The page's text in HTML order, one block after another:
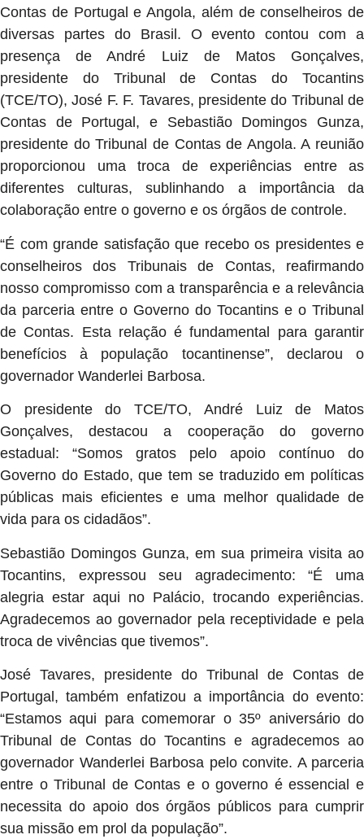
Contas de Portugal e Angola, além de conselheiros de
diversas partes do Brasil. O evento contou com a
presença de André Luiz de Matos Gonçalves,
presidente do Tribunal de Contas do Tocantins
(TCE/TO), José F. F. Tavares, presidente do Tribunal de
Contas de Portugal, e Sebastião Domingos Gunza,
presidente do Tribunal de Contas de Angola. A reunião
proporcionou uma troca de experiências entre as
diferentes culturas, sublinhando a importância da
colaboração entre o governo e os órgãos de controle.
“É com grande satisfação que recebo os presidentes e
conselheiros dos Tribunais de Contas, reafirmando
nosso compromisso com a transparência e a relevância
da parceria entre o Governo do Tocantins e o Tribunal
de Contas. Esta relação é fundamental para garantir
benefícios à população tocantinense”, declarou o
governador Wanderlei Barbosa.
O presidente do TCE/TO, André Luiz de Matos
Gonçalves, destacou a cooperação do governo
estadual: “Somos gratos pelo apoio contínuo do
Governo do Estado, que tem se traduzido em políticas
públicas mais eficientes e uma melhor qualidade de
vida para os cidadãos”.
Sebastião Domingos Gunza, em sua primeira visita ao
Tocantins, expressou seu agradecimento: “É uma
alegria estar aqui no Palácio, trocando experiências.
Agradecemos ao governador pela receptividade e pela
troca de vivências que tivemos”.
José Tavares, presidente do Tribunal de Contas de
Portugal, também enfatizou a importância do evento:
“Estamos aqui para comemorar o 35º aniversário do
Tribunal de Contas do Tocantins e agradecemos ao
governador Wanderlei Barbosa pelo convite. A parceria
entre o Tribunal de Contas e o governo é essencial e
necessita do apoio dos órgãos públicos para cumprir
sua missão em prol da população”.